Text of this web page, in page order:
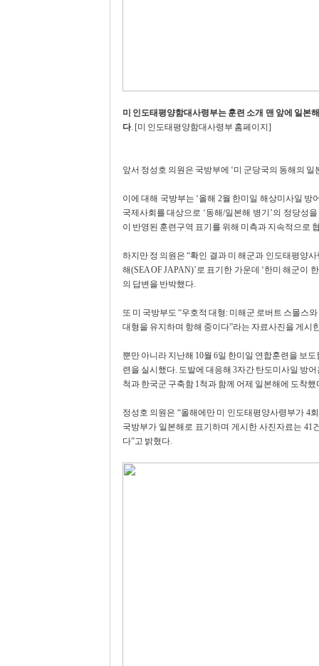
미 인도태평양함대사령부는 훈련 소개 맨 앞에 일본
다. [미 인도태평양함대사령부 홈페이지]
앞서 정성호 의원은 국방부에 ‘미 군당국의 동해의
이에 대해 국방부는 ‘올해 2월 한미일 해상미사일
국제사회를 대상으로 ‘동해/일본해 병기’의 정당성
이 반영된 훈련구역 표기를 위해 미측과 지속적으로
하지만 정 의원은 “확인 결과 미 해군과 인도태평양
해(SEA OF JAPAN)’로 표기한 가운데 ‘한미 해군이
의 답변을 반박했다.
또 미 국방부도 “우호적 대형: 미해군 로버트 스몰스
대형을 유지하며 항해 중이다”라는 자료사진을 게시
뿐만 아니라 지난해 10월 6일 한미일 연합훈련을 보
련을 실시했다. 도발에 대응해 3자간 탄도미사일 방
척과 한국군 구축함 1척과 함께 어제 일본해에 도착
정성호 의원은 “올해에만 미 인도태평양사령부가 4
국방부가 일본해로 표기하며 게시한 사진자료는 41
다”고 밝혔다.